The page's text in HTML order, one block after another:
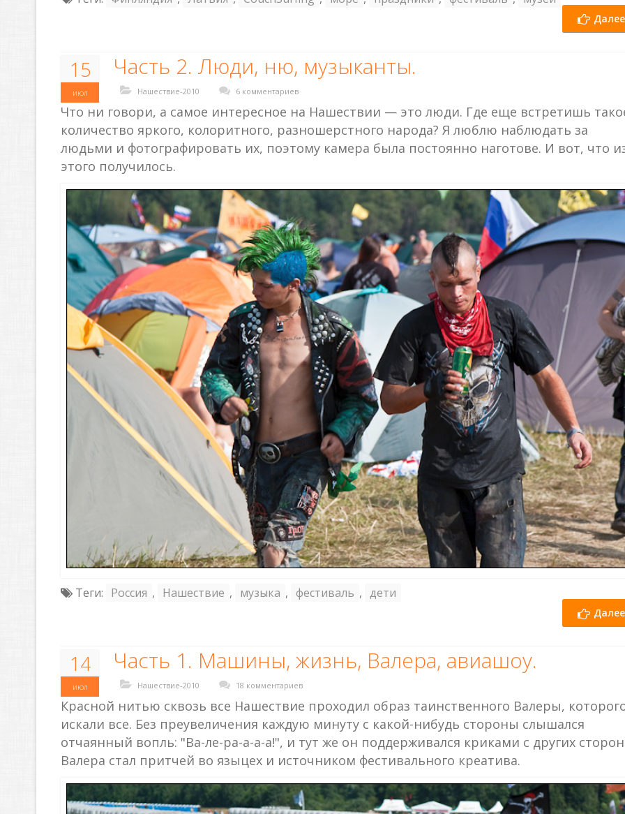
Далее
15
июл
Часть 2. Люди, ню, музыканты.
Нашествие-2010 6 комментариев
Что ни говори, а самое интересное на Нашествии — это люди. Где еще встретишь
количество яркого, колоритного, разношерстного народа? Я люблю наблюдать за
людьми и фотографировать их, поэтому камера была постоянно наготове. И вот, что
этого получилось.
Теги: Россия , Нашествие , музыка , фестиваль , дети
Далее
14
июл
Часть 1. Машины, жизнь, Валера, авиашоу.
Нашествие-2010 18 комментариев
Красной нитью сквозь все Нашествие проходил образ таинственного Валеры,
искали все. Без преувеличения каждую минуту с какой-нибудь стороны слышался
отчаянный вопль: "Ва-ле-ра-а-а-а!", и тут же он поддерживался криками с других
Валера стал притчей во языцех и источником фестивального креатива.